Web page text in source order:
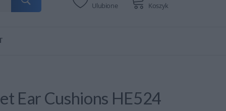
Ulubione Koszyk
Ear Cushions HE524